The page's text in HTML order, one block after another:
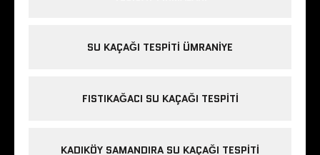
SU KAÇAĞI TESPITI ÜMRANIYE
FISTIKAĞACI SU KAÇAĞI TESPITI
KADIKÖY SAMANDIRA SU KAÇAĞI TESPITI